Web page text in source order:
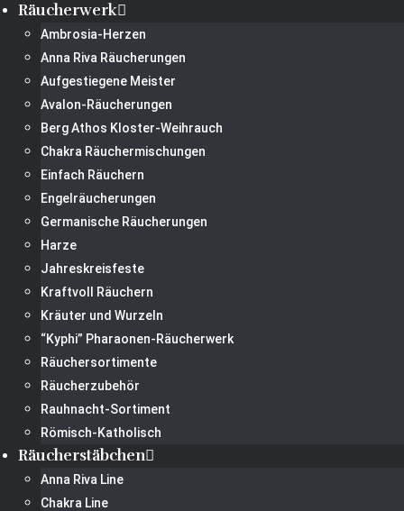
Räucherwerk
Ambrosia-Herzen
Anna Riva Räucherungen
Aufgestiegene Meister
Avalon-Räucherungen
Berg Athos Kloster-Weihrauch
Chakra Räuchermischungen
Einfach Räuchern
Engelräucherungen
Germanische Räucherungen
Harze
Jahreskreisfeste
Kraftvoll Räuchern
Kräuter und Wurzeln
“Kyphi” Pharaonen-Räucherwerk
Räuchersortimente
Räucherzubehör
Rauhnacht-Sortiment
Römisch-Katholisch
Räucherstäbchen
Anna Riva Line
Chakra Line